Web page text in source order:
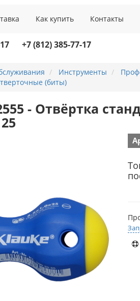
Как купить Контакты
+7 (812) 385-77-17
Инструменты
(биты)
- Отвёртка